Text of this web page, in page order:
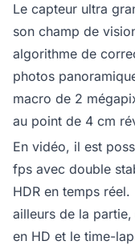
Le capteur ultra
son champ de
algorithme de
photos
macro de 2
au point de 4 cm
En vidéo, il est
fps avec double
HDR en temps
ailleurs de la
en HD et le time-